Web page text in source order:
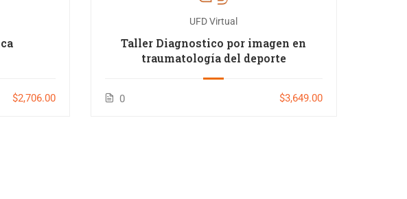
$2,706.00
UFD Virtual
Taller Diagnostico por imagen en
traumatología del deporte
0 $3,649.00